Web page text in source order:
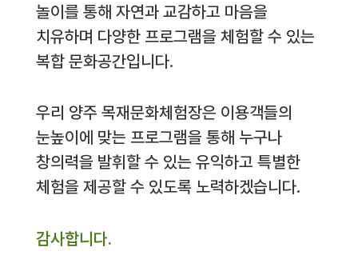
놀이를 통해 자연과 교감하고 마음을
치유하며 다양한 프로그램을 체험할 수 있는
복합 문화공간입니다.
우리 양주 목재문화체험장은 이용객들의
눈높이에 맞는 프로그램을 통해 누구나
창의력을 발휘할 수 있는 유익하고 특별한
체험을 제공할 수 있도록 노력하겠습니다.
감사합니다.